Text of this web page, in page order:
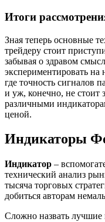
Итоги
Зная теперь основные
трейдеру стоит
забывая о здравом
экспериментировать
где точность сигналов
и уж, конечно, не стоит
различными
ценой.
Индикаторы
Индикатор –
технический анализ
тысяча торговых
добиться авторам
Сложно назвать лучшие